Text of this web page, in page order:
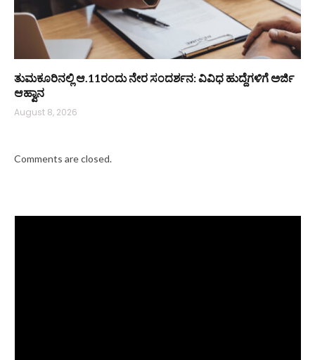
ತುಮಕೂರಿನಲ್ಲಿ ಆ.11ರಂದು ನೇರ ಸಂದರ್ಶನ: ವಿವಿಧ ಹುದ್ದೆಗಳಿಗೆ ಅರ್ಜಿ
ಆಹ್ವಾನ
August 8, 2026
Comments are closed.